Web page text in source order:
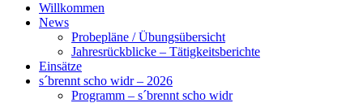
Willkommen
News
Probepläne / Übungsübersicht
Jahresrückblicke – Tätigkeitsberichte
Einsätze
s´brennt scho widr – 2026
Programm – s´brennt scho widr